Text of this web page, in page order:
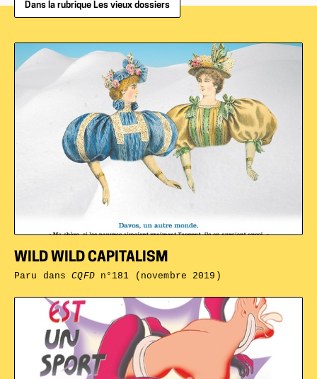
Dans la rubrique Les vieux dossiers
WILD WILD CAPITALISM
Paru dansCQFDn°181 (novembre 2019)